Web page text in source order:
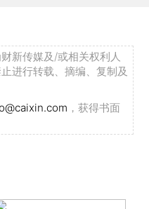
新传媒及/或相关权利人
进行转载、摘编、复制及
，获得书面